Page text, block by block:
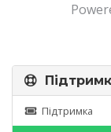
Підтримка